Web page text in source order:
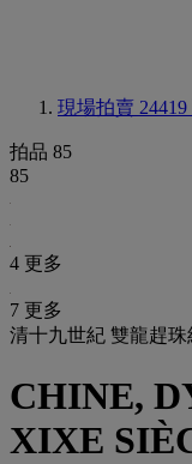
現場拍賣 24419
拍品 85
85
4 更多
7 更多
清十九世紀 雙龍趕珠
CHINE,
XIXE